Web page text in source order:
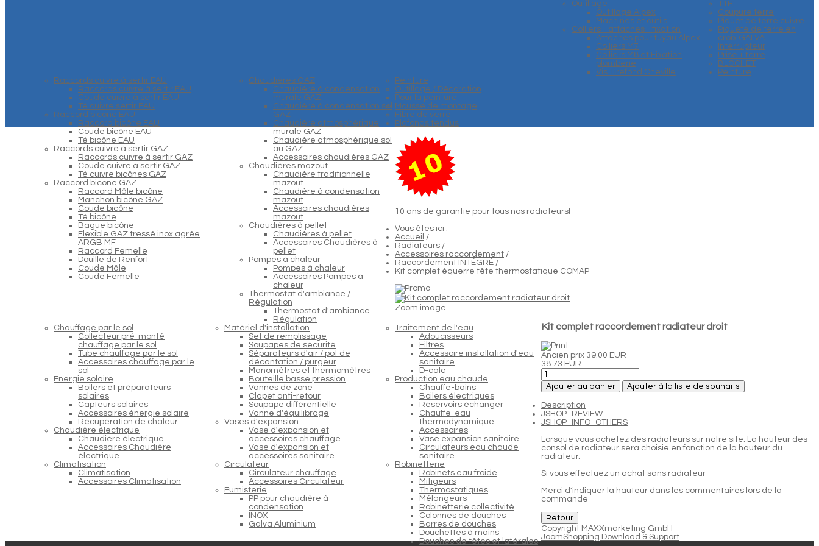
Outillage
Outillage Alpex
Machines et outils
Colliers - attaches - fixation
Attaches pour tuyau Alpex
Colliers M7
Colliers M8 et Fixation
plomberie
Vis Tirefond Cheville
Raccords cuivre à sertir EAU
Raccords cuivre à sertir EAU
Coude cuivre à sertir EAU
Té cuivre sertir EAU
Raccord bicone EAU
Raccord bicône EAU
Coude bicône EAU
Té bicône EAU
Raccords cuivre à sertir GAZ
Raccords cuivre à sertir GAZ
Coude cuivre à sertir GAZ
Té cuivre bicônes GAZ
Raccord bicone GAZ
Raccord Mâle bicône
Manchon bicône GAZ
Coude bicône
Té bicône
Bague bicône
Flexible GAZ tressé inox agrée
ARGB MF
Raccord Femelle
Douille de Renfort
Coude Mâle
Coude Femelle
Chaudières GAZ
Chaudière à condensation
murale GAZ
Chaudière à condensation sol
GAZ
Chaudière atmosphérique
murale GAZ
Chaudière atmosphérique sol
au GAZ
Accessoires chaudières GAZ
Chaudières mazout
Chaudière traditionnelle
mazout
Chaudière à condensation
mazout
Accessoires chaudières
mazout
Chaudières à pellet
Chaudières à pellet
Accessoires Chaudières à
pellet
Pompes à chaleur
Pompes à chaleur
Accessoires Pompes à
chaleur
Thermostat d'ambiance /
Régulation
Thermostat d'ambiance
Régulation
Chauffage par le sol
Collecteur pré-monté
chauffage par le sol
Tube chauffage par le sol
Accessoires chauffage par le
sol
Energie solaire
Boilers et préparateurs
solaires
Capteurs solaires
Accessoires énergie solaire
Récupération de chaleur
Chaudière électrique
Chaudière électrique
Accessoires Chaudière
électrique
Climatisation
Climatisation
Accessoires Climatisation
Matériel d'installation
Set de remplissage
Soupapes de sécurité
Séparateurs d'air / pot de
décantation / purgeur
Manomètres et thermomètres
Bouteille basse pression
Vannes de zone
Clapet anti-retour
Soupape différentielle
Vanne d'équilibrage
Vases d'expansion
Vase d'expansion et
accessoires chauffage
Vase d'expansion et
accessoires sanitaire
Circulateur
Circulateur chauffage
Accessoires Circulateur
Fumisterie
PP pour chaudière à
condensation
INOX
Galva Aluminium
Traitement de l'eau
Adoucisseurs
Filtres
Accessoire installation d'eau
sanitaire
D-calc
Production eau chaude
Chauffe-bains
Boilers électriques
Réservoirs échanger
Chauffe-eau
thermodynamique
Accessoires
Vase expansion sanitaire
Circulateurs eau chaude
sanitaire
Robinetterie
Robinets eau froide
Mitigeurs
Thermostatiques
Mélangeurs
Robinetterie collectivité
Colonnes de douches
Barres de douches
Douchettes à mains
Douches de têtes et latérales
TTH
Coupure terre
Piquet de terre cuivre
Piquete de terre en
croix GALVA
Interrupteur
Prise + terre
BLOCHET
Peinture
Peinture
Outillage / Décoration
Pour la peinture
Mousse de montage
Fibre de verre
Plafonds tendus
10 ans de garantie pour tous nos radiateurs!
Vous êtes ici :
Accueil /
Radiateurs /
Accessoires raccordement /
Raccordement INTÉGRÉ /
Kit complet équerre tête thermostatique COMAP
Zoom image
Kit complet raccordement radiateur droit
Ancien prix 39.00 EUR
38.73 EUR
Ajouter au panier Ajouter à la liste de souhaits
Description
JSHOP_REVIEW
JSHOP_INFO_OTHERS
Lorsque vous achetez des radiateurs sur notre site. La hauteur des
consol de radiateur sera choisie en fonction de la hauteur du
radiateur.
Si vous effectuez un achat sans radiateur
Merci d'indiquer la hauteur dans les commentaires lors de la
commande
Copyright MAXXmarketing GmbH
JoomShopping Download & Support